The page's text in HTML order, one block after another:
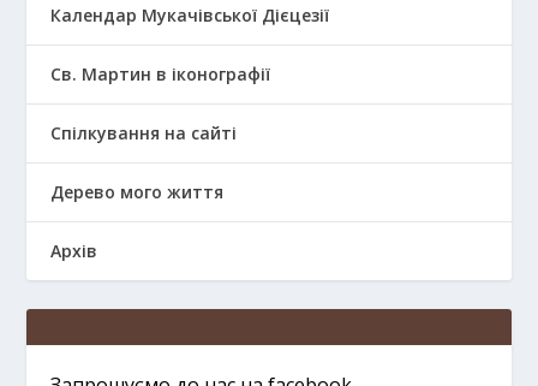
Календар Мукачівської Дієцезії
Св. Мартин в іконографії
Спілкування на сайті
Дерево мого життя
Архів